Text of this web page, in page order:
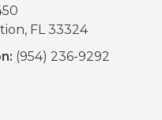
FL 33324
(954) 236-9292